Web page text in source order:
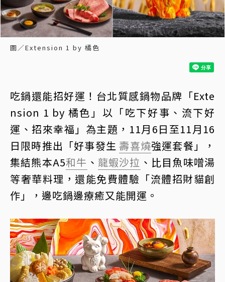
圖／Extension 1 by 橘色
吃鍋還能招好運！台北質感鍋物品牌「Exte
nsion 1 by 橘色」以「吃下好事、流下好
運、招來幸福」為主題，11月6日至11月16
日限時推出「好事發生壽喜燒強運套餐」，
集結熊本A5和牛 、 龍蝦沙拉 、比目魚味噌湯
等奢華料理，還能免費體驗「流體招財貓創
作」，邊吃鍋邊療癒又能開運。